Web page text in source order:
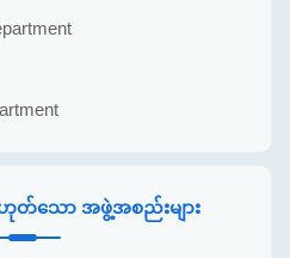
တ်သော အဖွဲ့အစည်းများ